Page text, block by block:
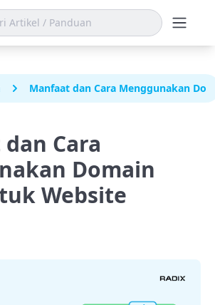
Manfaat dan Cara Menggunakan
Cara
Domain
Website